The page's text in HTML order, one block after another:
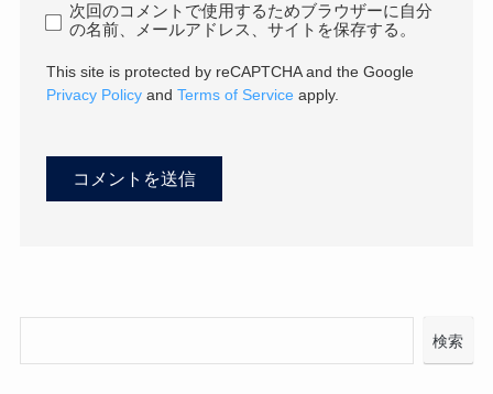
次回のコメントで使用するためブラウザーに自分
の名前、メールアドレス、サイトを保存する。
This site is protected by reCAPTCHA and the Google
Privacy Policy andTerms of Service apply.
検索